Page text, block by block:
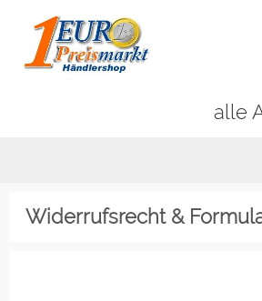
alle
Widerrufsrecht &